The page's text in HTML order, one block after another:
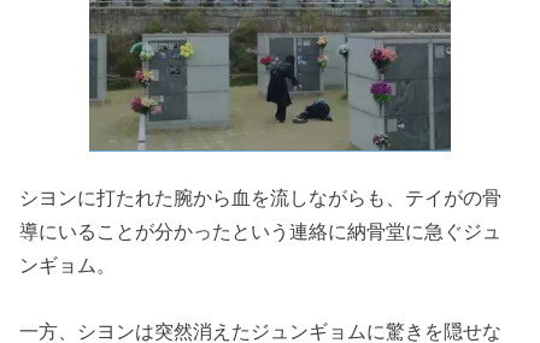
シヨンに打たれた腕から血を流しながらも、 テイがの骨
導にいることが分かったという連絡に納骨堂に急ぐジュ
ンギョム。
一方、シヨンは突然消えたジュンギョムに驚きを隠せな